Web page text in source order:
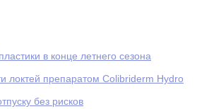
в конце летнего сезона
локтей препаратом Colibriderm Hydro
без рисков